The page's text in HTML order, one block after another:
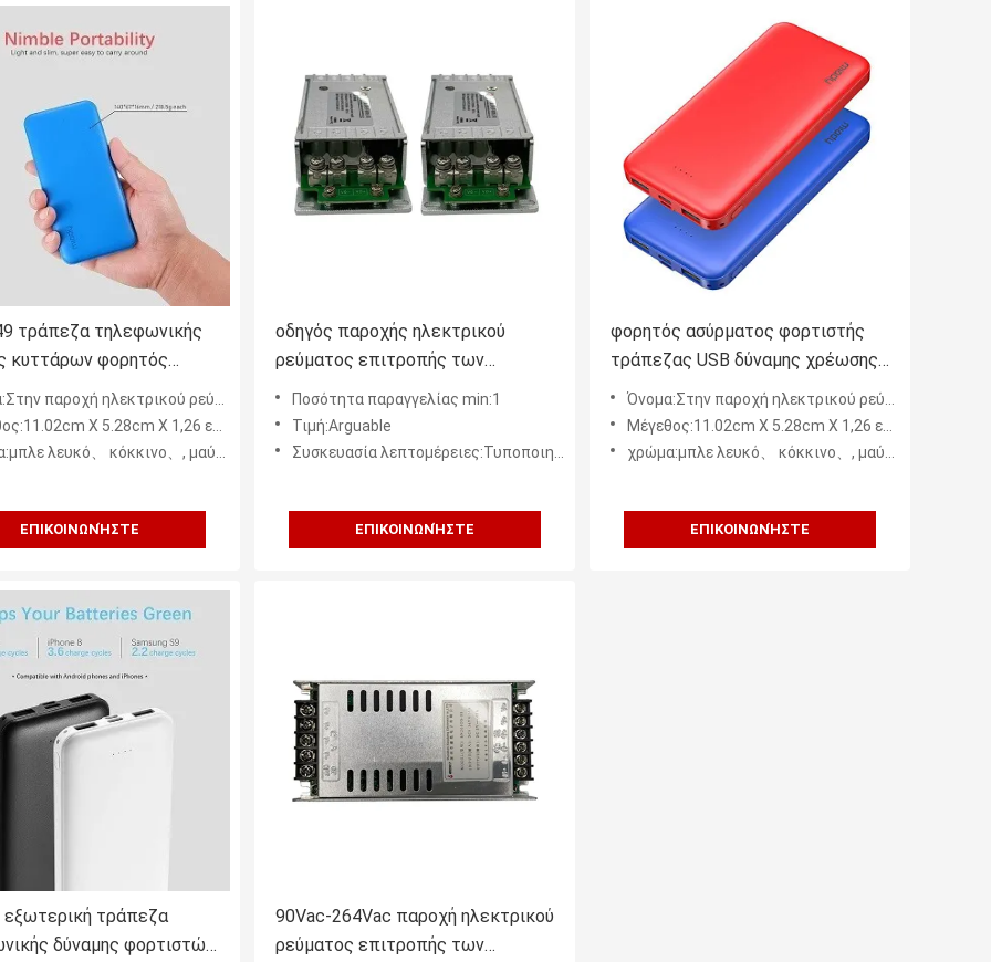
τράπεζα τηλεφωνικής
κυττάρων φορητός
μπαταριών για Iphone
ηλεκτρικού ρεύματος επιτροπής των οδηγήσεων
X 5.28cm X 1,26 εκατ.
λευκό、 κόκκινο、, μαύρο
ΕΠΙΚΟΙΝΩΝΉΣΤΕ
οδηγός παροχής ηλεκτρικού
ρεύματος επιτροπής των
οδηγήσεων 47Hz-63Hz Dimmable
Ποσότητα παραγγελίας min:1
Τιμή:Arguable
Συσκευασία λεπτομέρειες:Τυποποιημένο χαρτοκιβώτιο κοντραπλακέ εξαγωγής
ΕΠΙΚΟΙΝΩΝΉΣΤΕ
φορητός ασύρματος φορτιστής
τράπεζας USB δύναμης χρέωσης
εξωτερικής διαμέτρου αρσενηκού
σπειρώματος 10000mAh
Όνομα:Στην παροχή ηλεκτρικού ρεύματος επιτροπής των οδηγήσεων
Μέγεθος:11.02cm X 5.28cm X 1,26 εκατ.
χρώμα:μπλε λευκό、 κόκκινο、, μαύρο
ΕΠΙΚΟΙΝΩΝΉΣΤΕ
τράπεζα
δύναμης φορτιστών
90Vac-264Vac παροχή ηλεκτρικού
ρεύματος επιτροπής των